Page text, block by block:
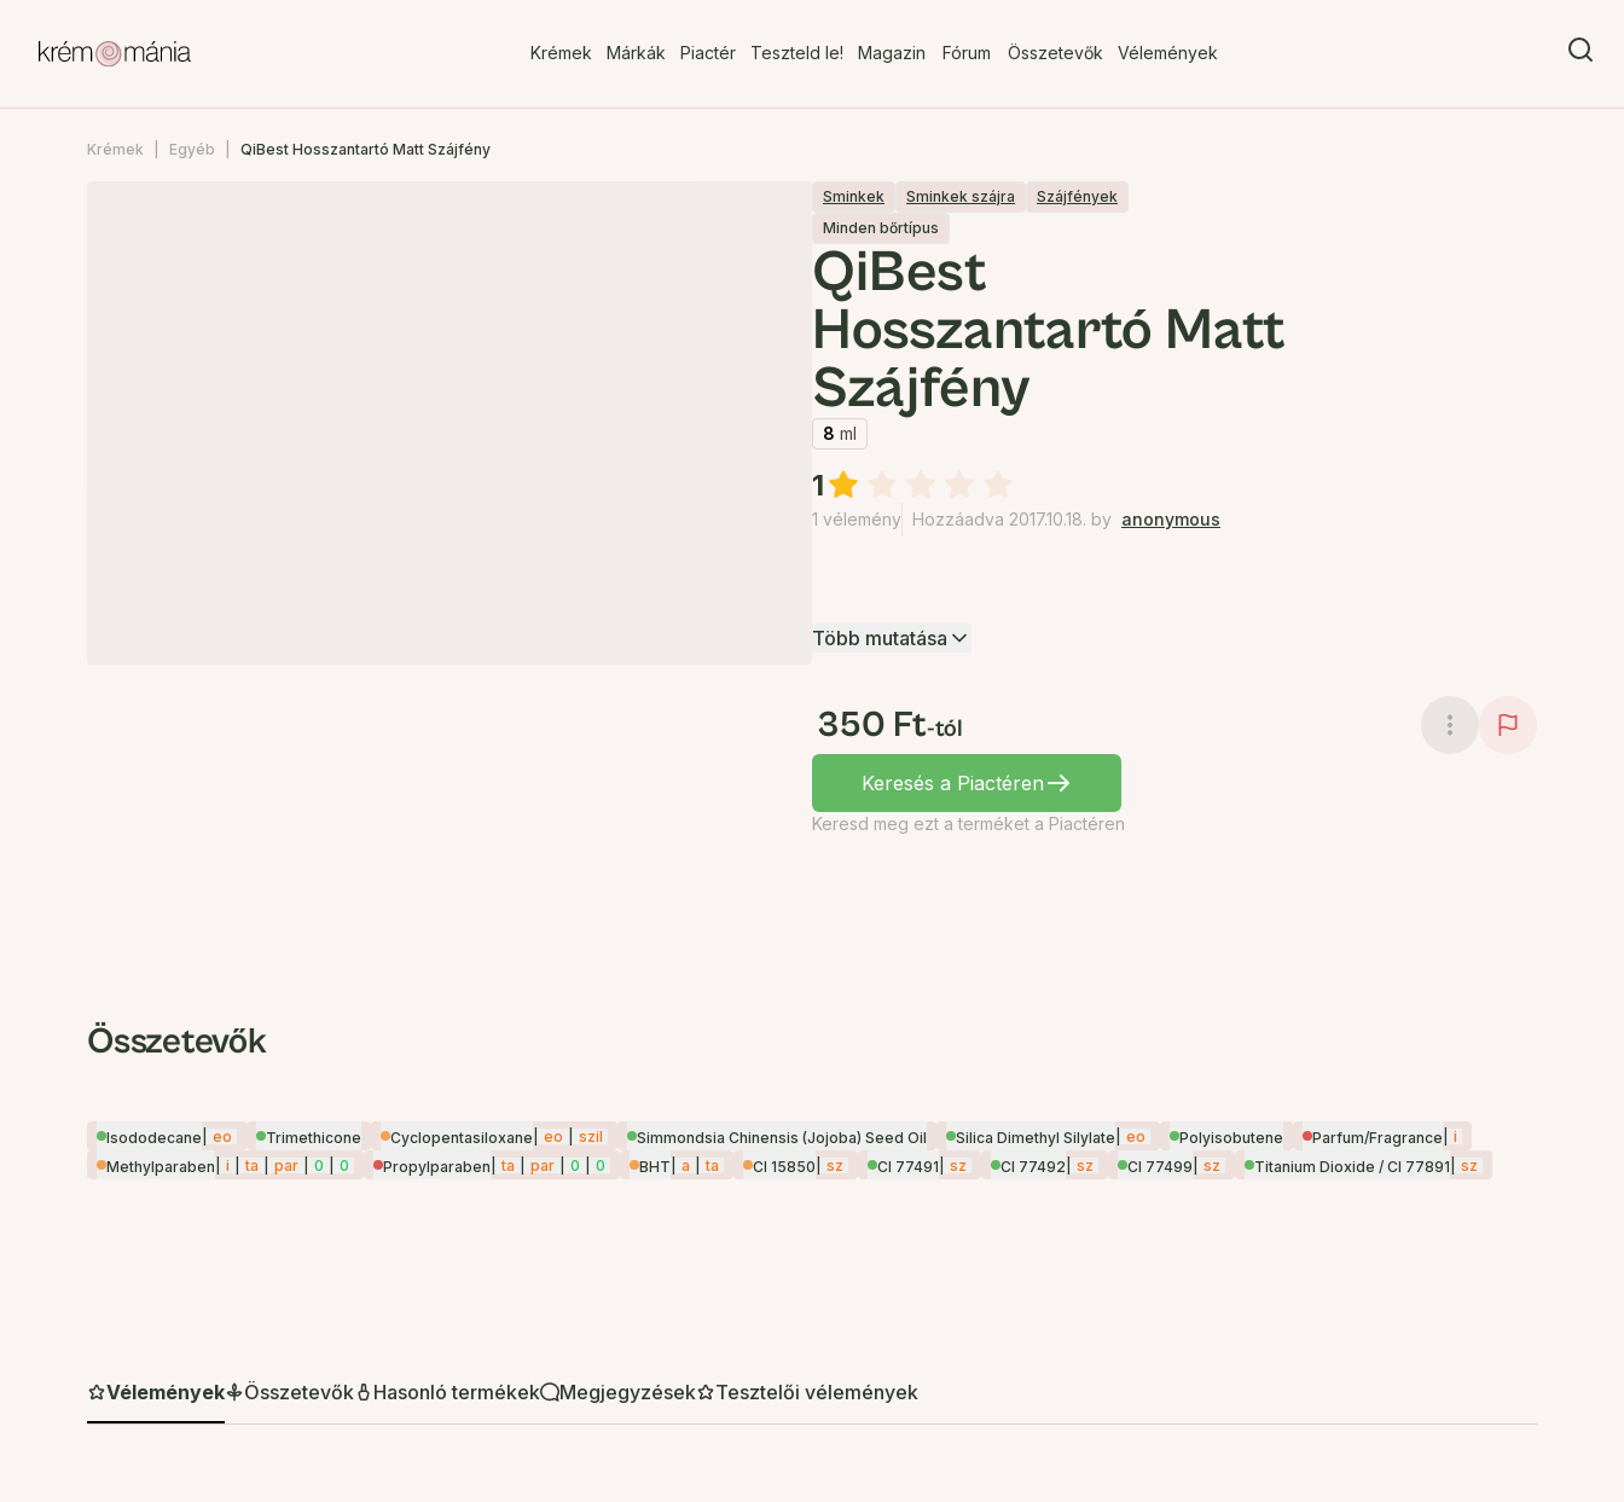
Krémek Márkák Piactér Teszteld le! Magazin Fórum Összetevők Vélemények
Krémek Egyéb QiBest Hosszantartó Matt Szájfény
Sminkek Sminkek szájra
Szájfények
Minden bőrtípus
QiBest
Hosszantartó Matt
Szájfény
8 ml
1
1 vélemény Hozzáadva 2017.10.18. by anonymous
Több mutatása
350 Ft-tól
Keresés a Piactéren
Keresd meg ezt a terméket a Piactéren
Összetevők
Isododecane eo Trimethicone Cyclopentasiloxane eo szil Simmondsia Chinensis (Jojoba) Seed Oil Silica Dimethyl Silylate eo Polyisobutene Parfum/Fragrance
i
Methylparaben
i ta par 0 0 Propylparaben ta par 0 0 BHT a ta CI 15850 sz CI 77491 sz CI 77492 sz CI 77499 sz Titanium Dioxide / CI 77891 sz
Vélemények Összetevők Hasonló termékek Megjegyzések Tesztelői vélemények